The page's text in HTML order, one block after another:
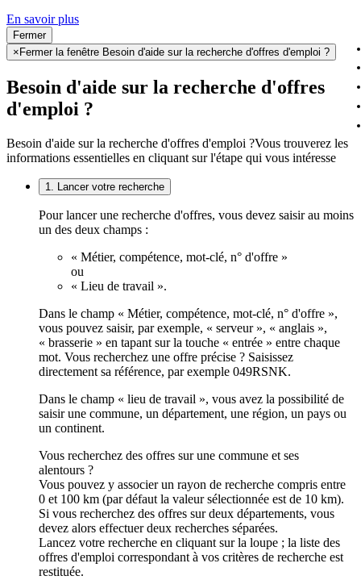
En savoir plus
Fermer
× Fermer la fenêtre Besoin d'aide sur la recherche d'offres d'emploi ?
Besoin d'aide sur la recherche d'offres
d'emploi ?
Besoin d'aide sur la recherche d'offres d'emploi ?Vous trouverez les
informations essentielles en cliquant sur l'étape qui vous intéresse
1. Lancer votre recherche
Pour lancer une recherche d'offres, vous devez saisir au moins
un des deux champs :
« Métier, compétence, mot-clé, n° d'offre »
ou
« Lieu de travail ».
Dans le champ « Métier, compétence, mot-clé, n° d'offre »,
vous pouvez saisir, par exemple, « serveur », « anglais »,
« brasserie » en tapant sur la touche « entrée » entre chaque
mot. Vous recherchez une offre précise ? Saisissez
directement sa référence, par exemple 049RSNK.
Dans le champ « lieu de travail », vous avez la possibilité de
saisir une commune, un département, une région, un pays ou
un continent.
Vous recherchez des offres sur une commune et ses
alentours ?
Vous pouvez y associer un rayon de recherche compris entre
0 et 100 km (par défaut la valeur sélectionnée est de 10 km).
Si vous recherchez des offres sur deux départements, vous
devez alors effectuer deux recherches séparées.
Lancez votre recherche en cliquant sur la loupe ; la liste des
offres d'emploi correspondant à vos critères de recherche est
restituée.